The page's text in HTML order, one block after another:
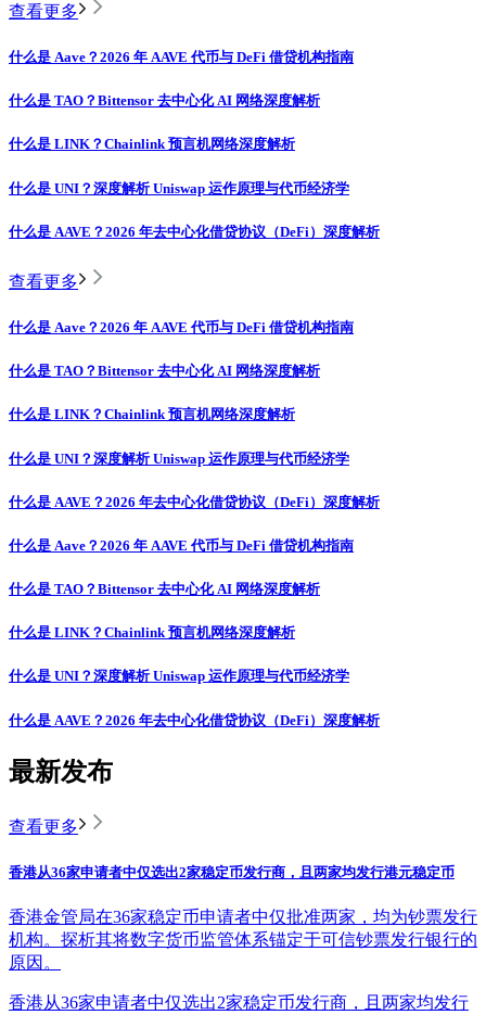
查看更多
什么是 Aave？2026 年 AAVE 代币与 DeFi 借贷机构指南
什么是 TAO？Bittensor 去中心化 AI 网络深度解析
什么是 LINK？Chainlink 预言机网络深度解析
什么是 UNI？深度解析 Uniswap 运作原理与代币经济学
什么是 AAVE？2026 年去中心化借贷协议（DeFi）深度解析
查看更多
什么是 Aave？2026 年 AAVE 代币与 DeFi 借贷机构指南
什么是 TAO？Bittensor 去中心化 AI 网络深度解析
什么是 LINK？Chainlink 预言机网络深度解析
什么是 UNI？深度解析 Uniswap 运作原理与代币经济学
什么是 AAVE？2026 年去中心化借贷协议（DeFi）深度解析
什么是 Aave？2026 年 AAVE 代币与 DeFi 借贷机构指南
什么是 TAO？Bittensor 去中心化 AI 网络深度解析
什么是 LINK？Chainlink 预言机网络深度解析
什么是 UNI？深度解析 Uniswap 运作原理与代币经济学
什么是 AAVE？2026 年去中心化借贷协议（DeFi）深度解析
最新发布
查看更多
香港从36家申请者中仅选出2家稳定币发行商，且两家均发行港元稳定币
香港金管局在36家稳定币申请者中仅批准两家，均为钞票发行
机构。探析其将数字货币监管体系锚定于可信钞票发行银行的
原因。
香港从36家申请者中仅选出2家稳定币发行商，且两家均发行